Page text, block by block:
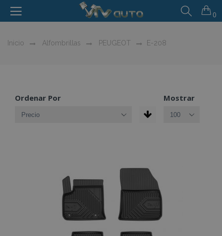
0
Inicio Alfombrillas PEUGEOT E-208
Ordenar Por Mostrar